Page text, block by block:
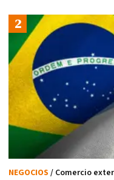
NEGOCIOS / Comercio